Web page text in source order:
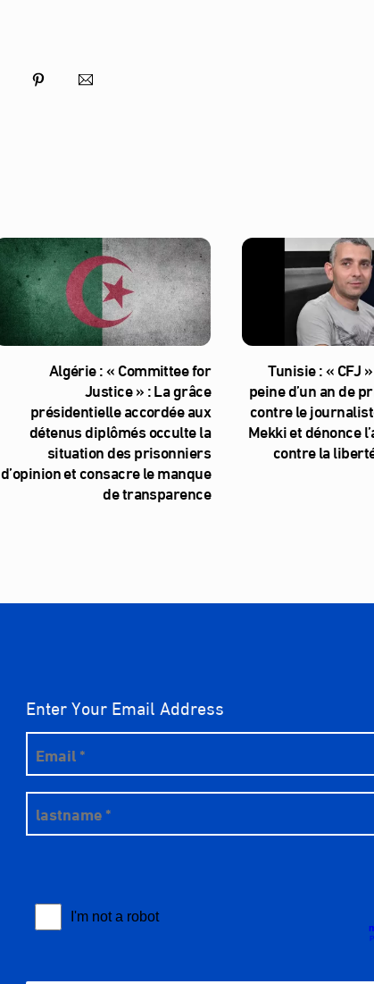
Algérie : « Committee for
Justice » : La grâce
présidentielle accordée aux
détenus diplômés occulte la
situation des prisonniers
d’opinion et consacre le manque
de transparence
Tunisie : « CFJ
peine d’un an de
contre le
Mekki et dénonce
contre la
Enter Your Email Address